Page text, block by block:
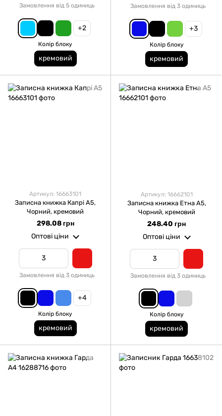
Замовлення від 5 одиниць
+2
Колір блоку
кремовий
Замовлення від 3 одиниць
+3
Колір блоку
кремовий
Артикул: 16663101
Записна книжка Капрі А5,
Чорний, кремовий
298.08 грн
Оптові ціни
Замовлення від 3 одиниць
+4
Колір блоку
кремовий
Артикул: 16662101
Записна книжка Етна А5,
Чорний, кремовий
248.40 грн
Оптові ціни
Замовлення від 3 одиниць
Колір блоку
кремовий